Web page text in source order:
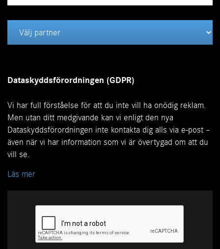
Dataskyddsförordningen (GDPR)
Vi har full förståelse för att du inte vill ha onödig reklam.
Men utan ditt medgivande kan vi enligt den nya
Dataskyddsförordningen inte kontakta dig alls via e-post –
även när vi har information som vi är övertygad om att du
vill se.
Läs mer
Mercedes-Benz-koncernen skydda dina personuppgifter.
Det är viktigt för oss att värna om din personliga integritet